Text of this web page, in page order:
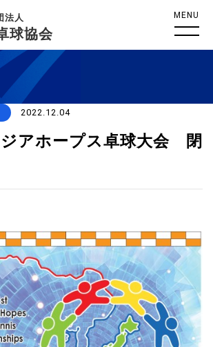
法人
球協会
MENU
2022.12.04
アホープス卓球大会 閉